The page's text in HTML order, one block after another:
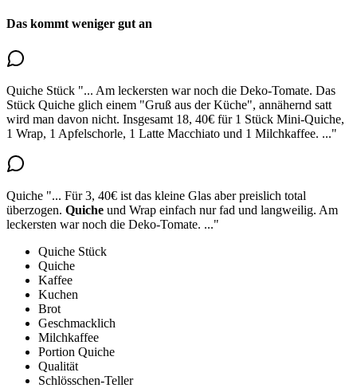
Das kommt weniger gut an
Quiche Stück "... Am leckersten war noch die Deko-Tomate. Das
Stück Quiche glich einem "Gruß aus der Küche", annähernd satt
wird man davon nicht. Insgesamt 18, 40€ für 1 Stück Mini-Quiche,
1 Wrap, 1 Apfelschorle, 1 Latte Macchiato und 1 Milchkaffee. ..."
Quiche "... Für 3, 40€ ist das kleine Glas aber preislich total
überzogen. Quiche und Wrap einfach nur fad und langweilig. Am
leckersten war noch die Deko-Tomate. ..."
Quiche Stück
Quiche
Kaffee
Kuchen
Brot
Geschmacklich
Milchkaffee
Portion Quiche
Qualität
Schlösschen-Teller